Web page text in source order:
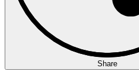
Share